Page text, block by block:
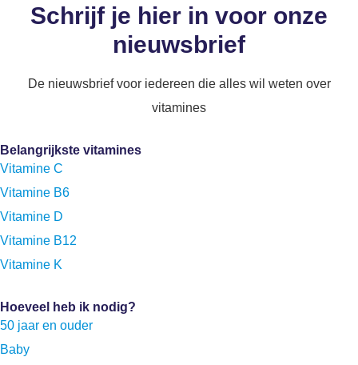
Schrijf je hier in voor onze
nieuwsbrief
De nieuwsbrief voor iedereen die alles wil weten over
vitamines
Belangrijkste vitamines
Vitamine C
Vitamine B6
Vitamine D
Vitamine B12
Vitamine K
Hoeveel heb ik nodig?
50 jaar en ouder
Baby